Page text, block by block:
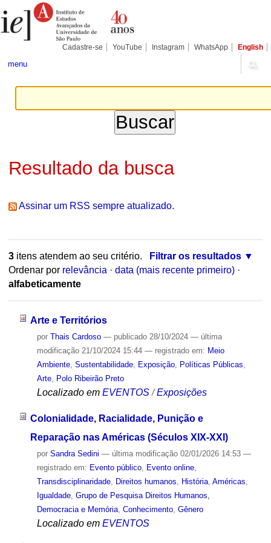
para
conteúdo.
Pessoais
Cadastre-se YouTube Instagram WhatsApp English
menu
Resultado da busca
Assinar um RSS sempre atualizado.
3itens atendem ao seu critério.
Filtrar os resultados
Ordenar por relevância · data (mais recente primeiro) ·
alfabeticamente
Arte e Territórios
por Thais Cardoso — publicado28/10/2024 — última
modificação21/10/2024 15:44 — registrado em: Meio
Ambiente, Sustentabilidade, Exposição, Políticas Públicas
Arte, Polo Ribeirão Preto
Localizado em EVENTOS /Exposições
Colonialidade, Racialidade, Punição e
Reparação nas Américas (Séculos XIX-XXI)
por Sandra Sedini — última modificação02/01/2026 14:53 —
registrado em: Evento público, Evento online,
Transdisciplinaridade, Direitos humanos História, Américas
Igualdade, Grupo de Pesquisa Direitos Humanos,
Democracia e Memória, Conhecimento, Gênero
Localizado em EVENTOS